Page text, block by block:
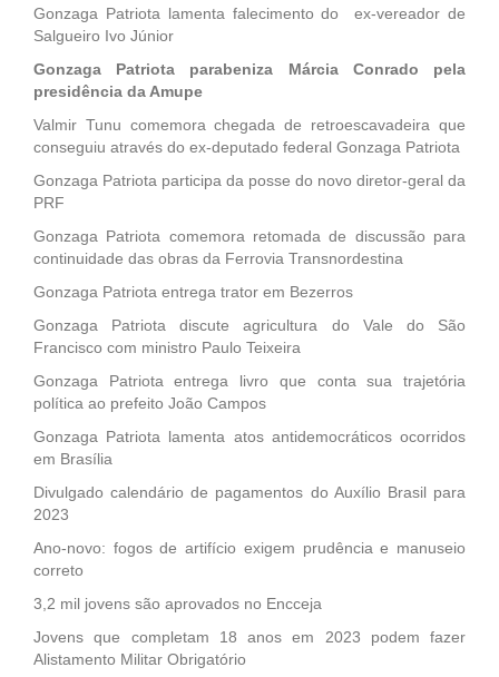
Gonzaga Patriota lamenta falecimento do ex-vereador de
Salgueiro Ivo Júnior
Gonzaga Patriota parabeniza Márcia Conrado pela
presidência da Amupe
Valmir Tunu comemora chegada de retroescavadeira que
conseguiu através do ex-deputado federal Gonzaga Patriota
Gonzaga Patriota participa da posse do novo diretor-geral da
PRF
Gonzaga Patriota comemora retomada de discussão para
continuidade das obras da Ferrovia Transnordestina
Gonzaga Patriota entrega trator em Bezerros
Gonzaga Patriota discute agricultura do Vale do São
Francisco com ministro Paulo Teixeira
Gonzaga Patriota entrega livro que conta sua trajetória
política ao prefeito João Campos
Gonzaga Patriota lamenta atos antidemocráticos ocorridos
em Brasília
Divulgado calendário de pagamentos do Auxílio Brasil para
2023
Ano-novo: fogos de artifício exigem prudência e manuseio
correto
3,2 mil jovens são aprovados no Encceja
Jovens que completam 18 anos em 2023 podem fazer
Alistamento Militar Obrigatório